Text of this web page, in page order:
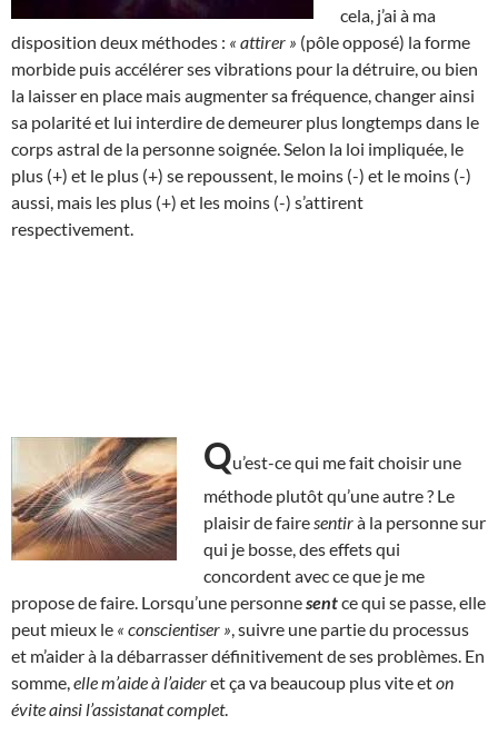
cela, j’ai à ma
disposition deux méthodes : « attirer » (pôle opposé) la forme
morbide puis accélérer ses vibrations pour la détruire, ou bien
la laisser en place mais augmenter sa fréquence, changer ainsi
sa polarité et lui interdire de demeurer plus longtemps dans le
corps astral de la personne soignée. Selon la loi impliquée, le
plus (+) et le plus (+) se repoussent, le moins (-) et le moins (-)
aussi, mais les plus (+) et les moins (-) s’attirent
respectivement.
Qu’est-ce qui me fait choisir une
méthode plutôt qu’une autre ? Le
plaisir de faire sentirà la personne sur
qui je bosse, des effets qui
concordent avec ce que je me
propose de faire. Lorsqu’une personnesentce qui se passe, elle
peut mieux le « conscientiser » , suivre une partie du processus
et m’aider à la débarrasser définitivement de ses problèmes. En
somme, elle m’aide à l’aideret ça va beaucoup plus vite eton
évite ainsi l’assistanat complet.